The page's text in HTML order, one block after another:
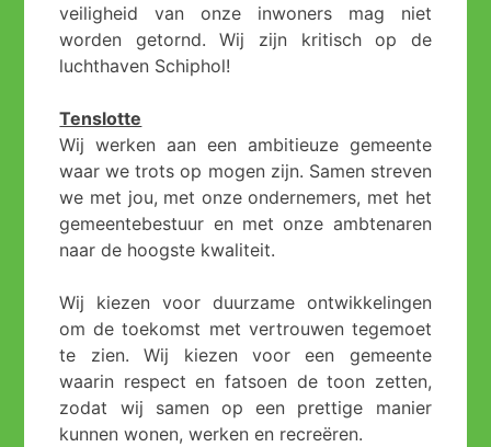
veiligheid van onze inwoners mag niet
worden getornd. Wij zijn kritisch op de
luchthaven Schiphol!
Tenslotte
Wij werken aan een ambitieuze gemeente
waar we trots op mogen zijn. Samen streven
we met jou, met onze ondernemers, met het
gemeentebestuur en met onze ambtenaren
naar de hoogste kwaliteit.
Wij kiezen voor duurzame ontwikkelingen
om de toekomst met vertrouwen tegemoet
te zien. Wij kiezen voor een gemeente
waarin respect en fatsoen de toon zetten,
zodat wij samen op een prettige manier
kunnen wonen, werken en recreëren.